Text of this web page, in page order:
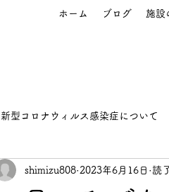
ホーム ブログ 施設
新型コロナウィルス感染症について
shimizu808 2023年6月16日 読